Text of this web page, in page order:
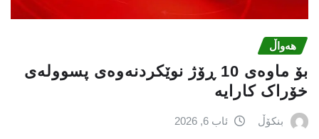
هەواڵ
بۆ ماوەی 10 ڕۆژ نوێکردنەوەی پسوولەی
خۆراک کارایە
بنکۆڵ ئاب 6, 2026